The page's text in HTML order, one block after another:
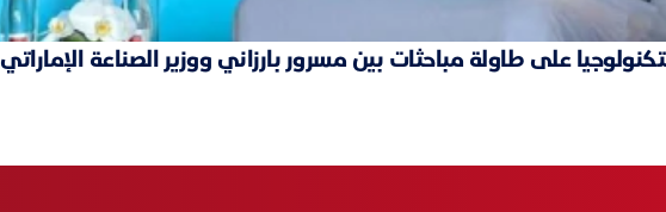
على طاولة مباحثات بين مسرور بارزاني ووزير الصناعة الإماراتي